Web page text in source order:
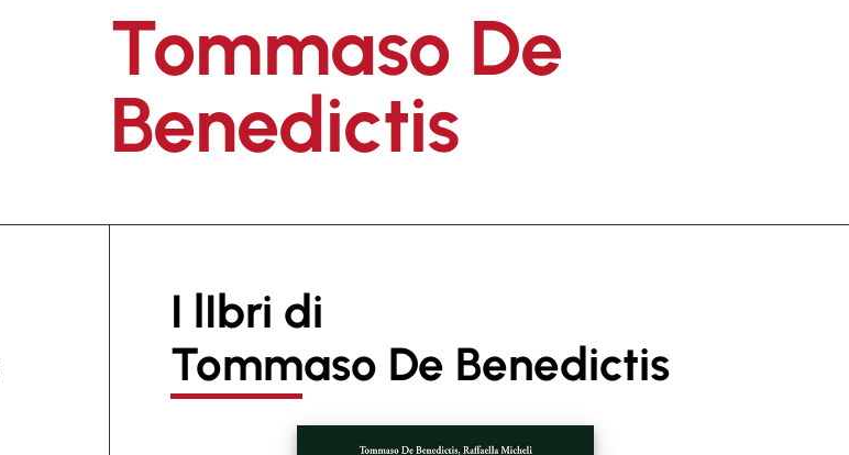
Tommaso De
Benedictis
I lIbri di
Tommaso De Benedictis